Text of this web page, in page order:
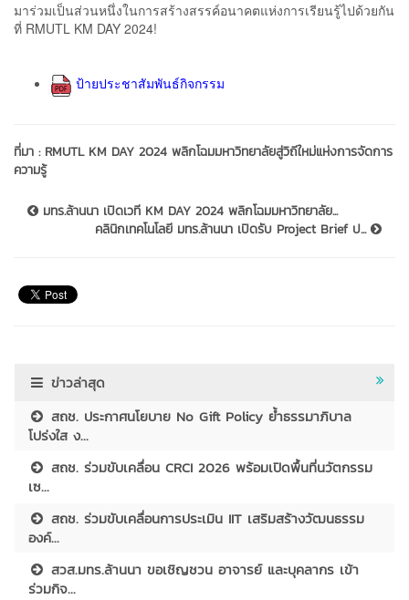
มาร่วมเป็นส่วนหนึ่งในการสร้างสรรค์อนาคตแห่งการเรียนรู้ไปด้วยกัน
ที่ RMUTL KM DAY 2024!
ป้ายประชาสัมพันธ์กิจกรรม
ที่มา : RMUTL KM DAY 2024 พลิกโฉมมหาวิทยาลัยสู่วิถีใหม่แห่งการจัดการ
ความรู้
มทร.ล้านนา เปิดเวที KM DAY 2024 พลิกโฉมมหาวิทยาลัย...
คลินิกเทคโนโลยี มทร.ล้านนา เปิดรับ Project Brief ป...
ข่าวล่าสุด
สถช. ประกาศนโยบาย No Gift Policy ย้ำธรรมาภิบาล
โปร่งใส ง...
สถช. ร่วมขับเคลื่อน CRCI 2026 พร้อมเปิดพื้นที่นวัตกรรม
เซ...
สถช. ร่วมขับเคลื่อนการประเมิน IIT เสริมสร้างวัฒนธรรม
องค์...
สวส.มทร.ล้านนา ขอเชิญชวน อาจารย์ และบุคลากร เข้า
ร่วมกิจ...